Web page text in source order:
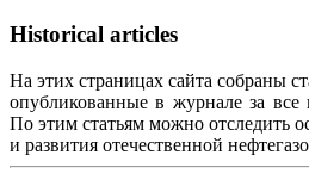
Historical articles
На этих страницах сайта собраны
опубликованные в журнале за все
По этим статьям можно отследить
и развития отечественной